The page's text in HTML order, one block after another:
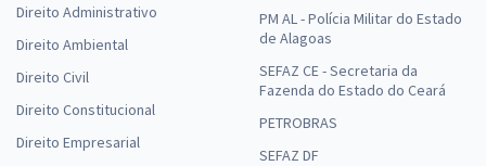
Direito Administrativo
Direito Ambiental
Direito Civil
Direito Constitucional
Direito Empresarial
PM AL - Polícia Militar do Estado
de Alagoas
SEFAZ CE - Secretaria da
Fazenda do Estado do Ceará
PETROBRAS
SEFAZ DF